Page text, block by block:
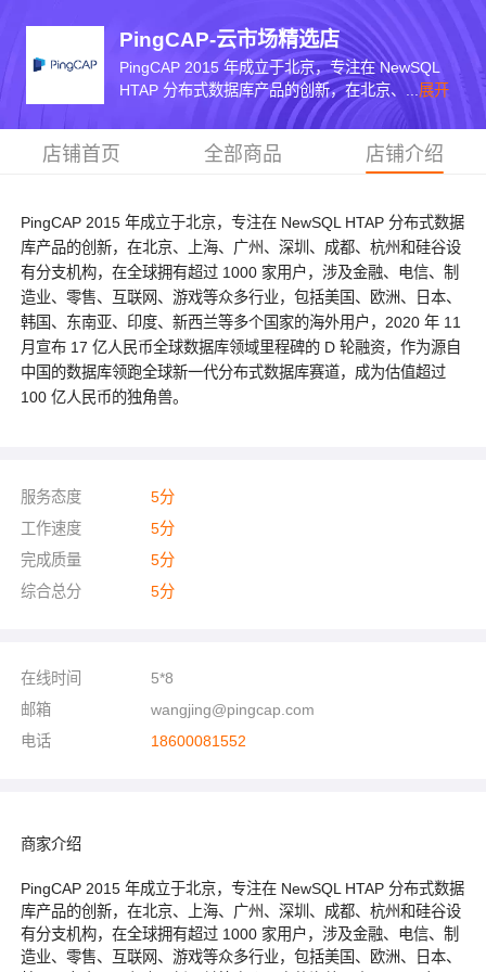
PingCAP-云市场精选店
PingCAP 2015 年成立于北京，专注在 NewSQL
HTAP 分布式数据库产品的创新，在北京、... 展开
店铺首页 全部商品 店铺介绍
PingCAP 2015 年成立于北京，专注在 NewSQL HTAP 分布式数据
库产品的创新，在北京、上海、广州、深圳、成都、杭州和硅谷设
有分支机构，在全球拥有超过 1000 家用户，涉及金融、电信、制
造业、零售、互联网、游戏等众多行业，包括美国、欧洲、日本、
韩国、东南亚、印度、新西兰等多个国家的海外用户，2020 年 11
月宣布 17 亿人民币全球数据库领域里程碑的 D 轮融资，作为源自
中国的数据库领跑全球新一代分布式数据库赛道，成为估值超过
100 亿人民币的独角兽。
服务态度 5分
工作速度
5分
完成质量
5分
综合总分
5分
在线时间
5*8
邮箱
wangjing@pingcap.com
电话
18600081552
商家介绍
PingCAP 2015 年成立于北京，专注在 NewSQL HTAP 分布式数据
库产品的创新，在北京、上海、广州、深圳、成都、杭州和硅谷设
有分支机构，在全球拥有超过 1000 家用户，涉及金融、电信、制
造业、零售、互联网、游戏等众多行业，包括美国、欧洲、日本、